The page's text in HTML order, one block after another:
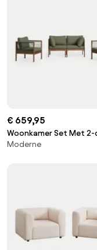
€ 659,95
Woonkamer Set Met 2-
Modulaire Bank Met
Acaciahout Branson
Olijfgroen - Donker
Moderne